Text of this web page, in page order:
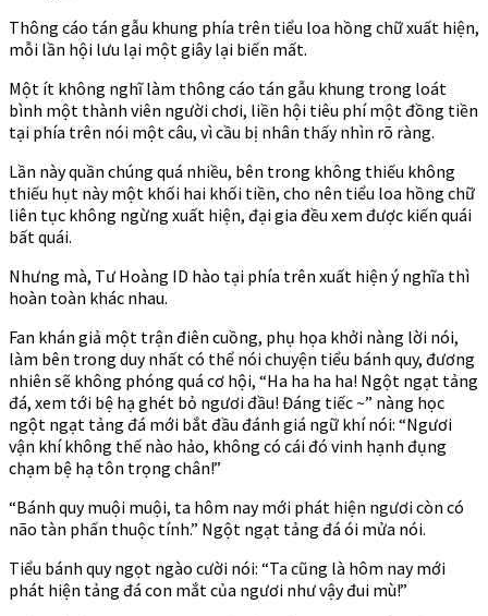
Thông cáo tán gẫu khung phía trên tiểu loa hồng chữ xuất hiện,
mỗi lần hội lưu lại một giây lại biến mất.
Một ít không nghĩ làm thông cáo tán gẫu khung trong loát
bình một thành viên người chơi, liền hội tiêu phí một đồng tiền
tại phía trên nói một câu, vì cầu bị nhân thấy nhìn rõ ràng.
Lần này quần chúng quá nhiều, bên trong không thiếu không
thiếu hụt này một khối hai khối tiền, cho nên tiểu loa hồng chữ
liên tục không ngừng xuất hiện, đại gia đều xem được kiến quái
bất quái.
Nhưng mà, Tư Hoàng ID hào tại phía trên xuất hiện ý nghĩa thì
hoàn toàn khác nhau.
Fan khán giả một trận điên cuồng, phụ họa khởi nàng lời nói,
làm bên trong duy nhất có thể nói chuyện tiểu bánh quy, đương
nhiên sẽ không phóng quá cơ hội, “Ha ha ha ha! Ngột ngạt tảng
đá, xem tới bệ hạ ghét bỏ ngươi đầu! Đáng tiếc ~” nàng học
ngột ngạt tảng đá mới bắt đầu đánh giá ngữ khí nói: “Ngươi
vận khí không thế nào hảo, không có cái đó vinh hạnh đụng
chạm bệ hạ tôn trọng chân!”
“Bánh quy muội muội, ta hôm nay mới phát hiện ngươi còn có
não tàn phấn thuộc tính.” Ngột ngạt tảng đá ói mửa nói.
Tiểu bánh quy ngọt ngào cười nói: “Ta cũng là hôm nay mới
phát hiện tảng đá con mắt của ngươi như vậy đui mù!”